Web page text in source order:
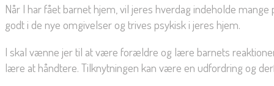
Når I har fået barnet hjem, vil jeres hverdag indeholde
godt i de nye omgivelser og trives psykisk i jeres hjem.
I skal vænne jer til at være forældre og lære barnets
lære at håndtere. Tilknytningen kan være en udfordring og